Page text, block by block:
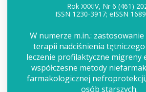
Rok XXXIV, Nr 6 (461)
ISSN 1230-3917; eISSN
W numerze m.in.:
terapii nadciśnienia
leczenie profilaktyczne migreny
współczesne metody
farmakologicznej
osób starszych.